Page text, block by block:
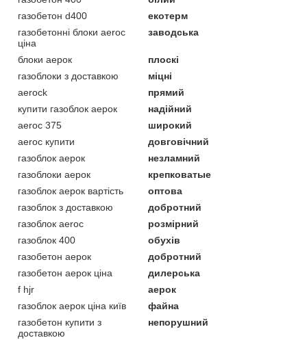
газобетон d400
екотерм
газобетонні блоки aeroc
ціна
заводська
блоки аерок
плоскі
газоблоки з доставкою
міцні
aerock
прямий
купити газоблок аерок
надійний
aeroc 375
широкий
aeroc купити
довговічний
газоблок аерок
незламний
газоблоки аерок
крепковатые
газоблок аерок вартість
оптова
газоблок з доставкою
добротний
газоблок aeroc
розмірний
газоблок 400
обухів
газобетон аерок
добротний
газобетон аерок ціна
дилерська
f hjr
аерок
газоблок аерок ціна київ
файна
газобетон купити з
доставкою
непорушний